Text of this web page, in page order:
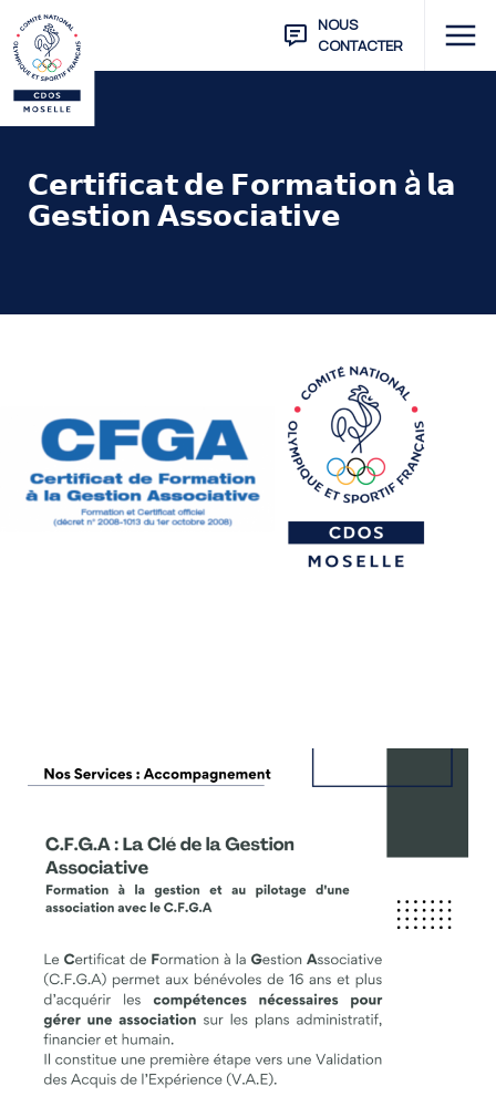
NOUS
CONTACTER
𝗖𝗲𝗿𝘁𝗶𝗳𝗶𝗰𝗮𝘁 𝗱𝗲 𝗙𝗼𝗿𝗺𝗮𝘁𝗶𝗼𝗻 à 𝗹𝗮
𝗚𝗲𝘀𝘁𝗶𝗼𝗻 𝗔𝘀𝘀𝗼𝗰𝗶𝗮𝘁𝗶𝘃𝗲